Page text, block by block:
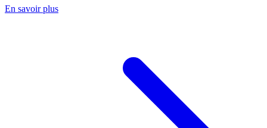
En savoir plus